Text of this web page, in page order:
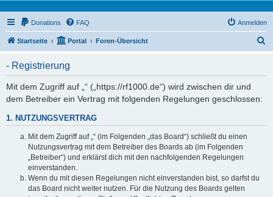
Donations FAQ Anmelden
Startseite Portal Foren-Übersicht
- Registrierung
Mit dem Zugriff auf „“ („https://rf1000.de“) wird zwischen dir und
dem Betreiber ein Vertrag mit folgenden Regelungen geschlossen:
1. NUTZUNGSVERTRAG
Mit dem Zugriff auf „“ (im Folgenden „das Board“) schließt du einen
Nutzungsvertrag mit dem Betreiber des Boards ab (im Folgenden
„Betreiber“) und erklärst dich mit den nachfolgenden Regelungen
einverstanden.
Wenn du mit diesen Regelungen nicht einverstanden bist, so darfst du
das Board nicht weiter nutzen. Für die Nutzung des Boards gelten